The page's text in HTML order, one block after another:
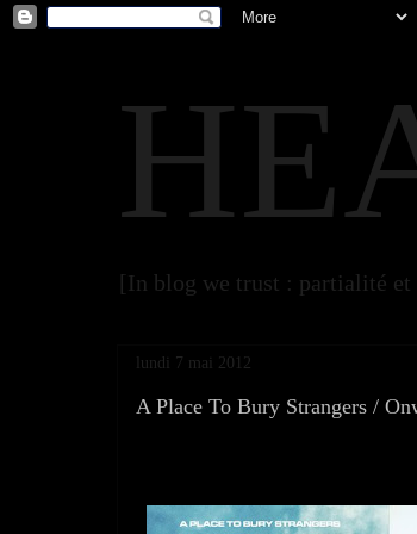
[In blog we trust : partialité et
lundi 7 mai 2012
A Place To Bury Strangers /